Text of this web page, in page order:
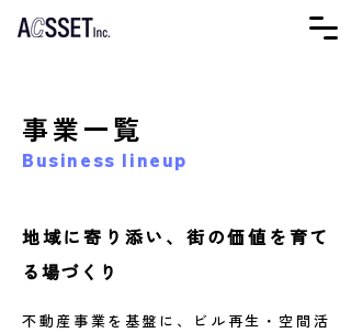
事業一覧
Business lineup
地域に寄り添い、街の価値を育て
る場づくり
不動産事業を基盤に、ビル再生・空間活